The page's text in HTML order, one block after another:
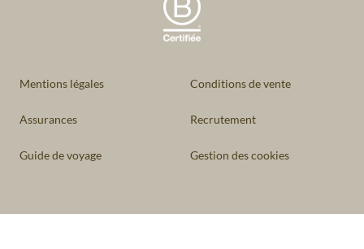
Mentions légales Conditions de vente
Assurances Recrutement
Guide de voyage Gestion des cookies